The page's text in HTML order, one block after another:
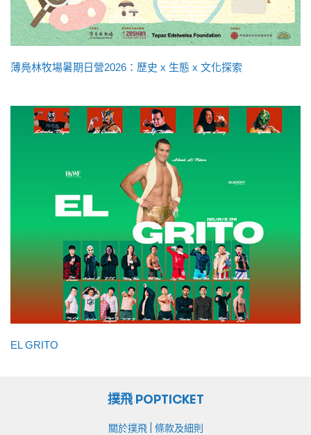
薄鳧林牧場暑期日營2026：歷史 x 生態 x 文化探索
EL GRITO
撲飛 POPTICKET
關於撲飛| 條款及細則